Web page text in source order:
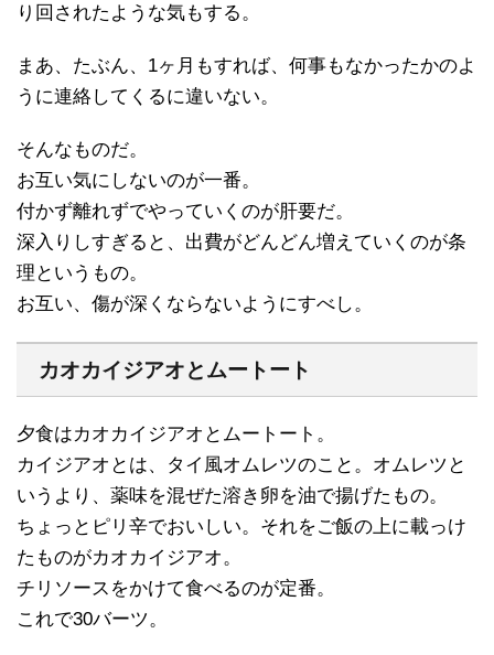
り回されたような気もする。
まあ、たぶん、1ヶ月もすれば、何事もなかったかのよ
うに連絡してくるに違いない。
そんなものだ。
お互い気にしないのが一番。
付かず離れずでやっていくのが肝要だ。
深入りしすぎると、出費がどんどん増えていくのが条
理というもの。
お互い、傷が深くならないようにすべし。
カオカイジアオとムートート
夕食はカオカイジアオとムートート。
カイジアオとは、タイ風オムレツのこと。オムレツと
いうより、薬味を混ぜた溶き卵を油で揚げたもの。
ちょっとピリ辛でおいしい。それをご飯の上に載っけ
たものがカオカイジアオ。
チリソースをかけて食べるのが定番。
これで30バーツ。